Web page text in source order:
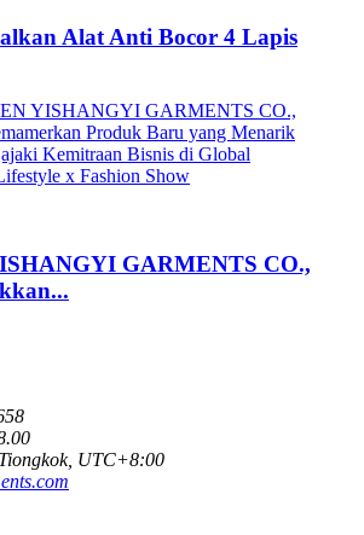
Alat Anti Bocor 4 Lapis
GARMENTS CO.,
UTC+8:00